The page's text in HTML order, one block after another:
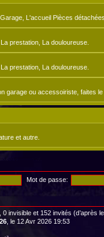
L'accueil Pièces
prestation, La douloureuse.
prestation, La douloureuse.
garage ou accessoiriste, faites le
et autre.
Mot de passe:
invisible et 152 invités (d’après
, le 12 Avr 2026 19:53